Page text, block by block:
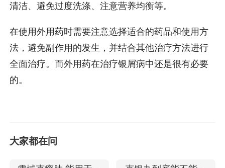
清洁、避免过度洗涤、注意营养均衡等。
在使用外用药时需要注意选择适合的药品和使用方
法，避免副作用的发生，并结合其他治疗方法进行
全面治疗。而外用药在治疗银屑病中还是很有必要
的。
大家都在问